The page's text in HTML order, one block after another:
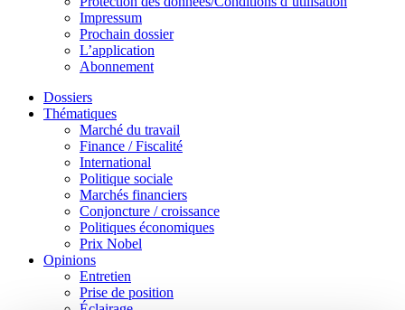
Impressum
Prochain dossier
L’application
Abonnement
Dossiers
Thématiques
Marché du travail
Finance / Fiscalité
International
Politique sociale
Marchés financiers
Conjoncture / croissance
Politiques économiques
Prix Nobel
Opinions
Entretien
Prise de position